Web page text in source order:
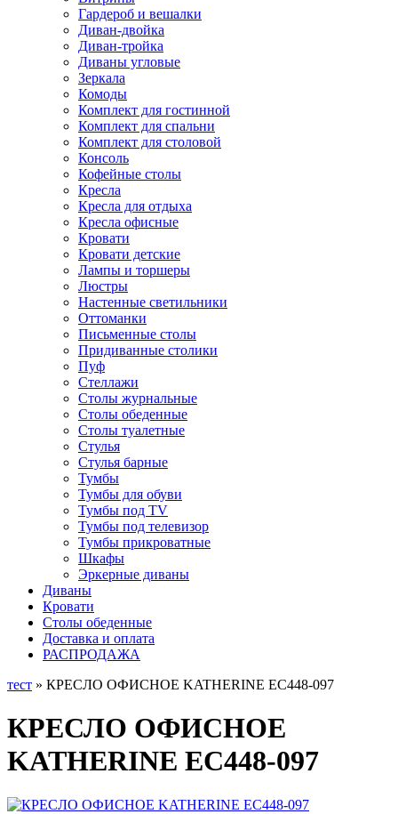
Гардероб и вешалки
Диван-двойка
Диван-тройка
Диваны угловые
Зеркала
Комоды
Комплект для гостинной
Комплект для спальни
Комплект для столовой
Консоль
Кофейные столы
Кресла
Кресла для отдыха
Кресла офисные
Кровати
Кровати детские
Лампы и торшеры
Люстры
Настенные светильники
Оттоманки
Письменные столы
Придиванные столики
Пуф
Стеллажи
Столы журнальные
Столы обеденные
Столы туалетные
Стулья
Стулья барные
Тумбы
Тумбы для обуви
Тумбы под TV
Тумбы под телевизор
Тумбы прикроватные
Шкафы
Эркерные диваны
Диваны
Кровати
Столы обеденные
Доставка и оплата
РАСПРОДАЖА
тест » КРЕСЛО ОФИСНОЕ KATHERINE EC448-097
КРЕСЛО ОФИСНОЕ
KATHERINE EC448-097